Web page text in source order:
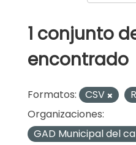
1 conjunto
encontrado
Formatos: CSV
Organizaciones:
GAD Municipal del